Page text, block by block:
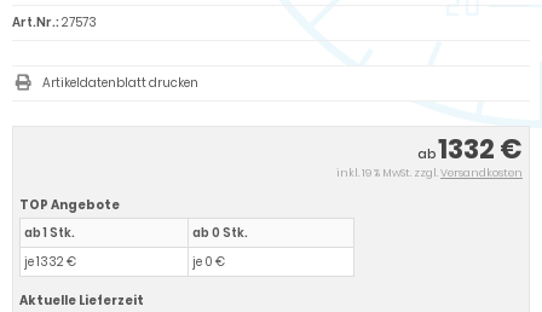
ab1332 €
inkl. 19 % MwSt. zzgl.Versandkosten
TOP Angebote
ab 1 Stk.
je 1332 €
ab 0 Stk.
je 0 €
Aktuelle Lieferzeit
Art.Nr.: 27573
Artikeldatenblatt drucken